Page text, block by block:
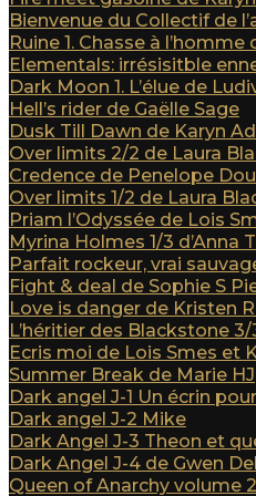
Bienvenue du Collectif de
Ruine 1. Chasse à l’homme
Elementals: irrésisitble
Dark Moon 1. L’élue de
Hell’s rider de Gaëlle Sage
Dusk Till Dawn de Karyn
Over limits 2/2 de Laura
Credence de Penelope
Over limits 1/2 de Laura
Priam l’Odyssée de Lois
Myrina Holmes 1/3 d’Anna
Parfait rockeur, vrai
Fight & deal de Sophie S
Love is danger de Kristen
L’héritier des Blackstone
Ecris moi de Lois Smes et
Summer Break de Marie HJ
Dark angel J-1 Un écrin
Dark angel J-2 Mike
Dark Angel J-3 Theon et
Dark Angel J-4 de Gwen
Queen of Anarchy volume